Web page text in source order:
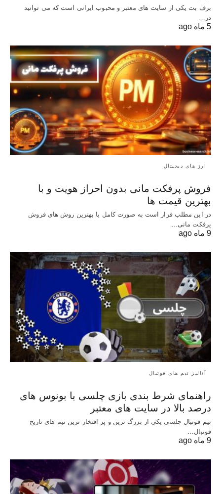
برف بت یکی از سایت های معتبر و محبوب ایرانی است که می توانید
در…
5 ماه ago
ارز های دیجیتال
فروش پرفکت مانی بدون احراز هویت و با
بهترین قیمت ها
در این مطلب قرار است به صورت کامل با بهترین روش‌ های فروش
پرفکت مانی…
9 ماه ago
آنالیز تیم های فوتبال
راهنمای شرط بندی بازی چلسی با بونوس های
درصد بالا در سایت های معتبر
تیم فوتبال چلسی یکی از بزرگ ترین و پر افتخار ترین تیم های تاریخ
فوتبال…
9 ماه ago